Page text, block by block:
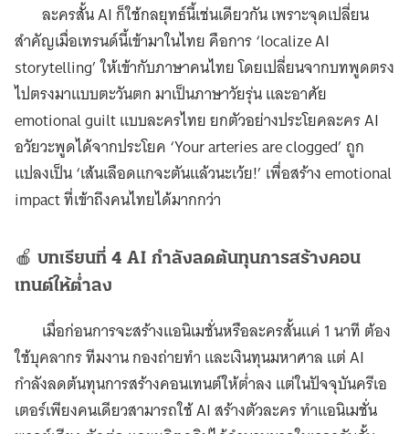
ละครสั้น AI ก็ใช้กลยุทธ์นี้เช่นเดียวกัน เพราะจุดเปลี่ยน
สำคัญเมื่อเทรนด์นี้เข้ามาในไทย คือการ ‘localize AI
storytelling’ ให้เข้ากับภาษาคนไทย โดยเปลี่ยนจากบทพูดตรง
ไปตรงมาแบบตะวันตก มาเป็นภาษาวัยรุ่น และอาศัย
emotional guilt แบบละครไทย ยกตัวอย่างประโยคละคร AI
อวัยวะพูดได้จากประโยค ‘Your arteries are clogged’ ถูก
แปลงเป็น ‘เส้นเลือดแกจะตันแล้วนะเว้ย!’ เพื่อสร้าง emotional
impact ที่เข้าถึงคนไทยได้มากกว่า
🍎 บทเรียนที่ 4 AI กำลังลดต้นทุนการสร้างคอน
เทนต์ให้ต่ำลง
เมื่อก่อนการจะสร้างแอนิเมชั่นหรือละครสั้นแค่ 1 นาที ต้อง
ใช้บุคลากร ทีมงาน กองถ่ายทำ และเงินทุนมหาศาล แต่ AI
กำลังลดต้นทุนการสร้างคอนเทนต์ให้ต่ำลง แต่ในปัจจุบันครีเอ
เตอร์เพียงคนเดียวสามารถใช้ AI สร้างตัวละคร ทำแอนิเมชั่น